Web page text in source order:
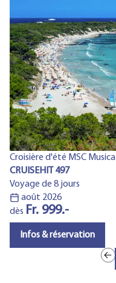
Croisière d'été MSC Musica
CRUISEHIT 497
Voyage de 8 jours
août 2026
dès Fr. 999.-
Infos & réservation